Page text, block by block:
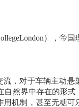
），帝国
流，对于车辆主动悬
自然界中存在的形式
机制，甚至无糖可